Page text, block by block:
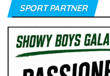
SPORT PARTNER